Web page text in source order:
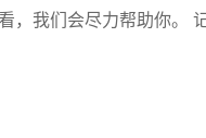
，我们会尽力帮助你。